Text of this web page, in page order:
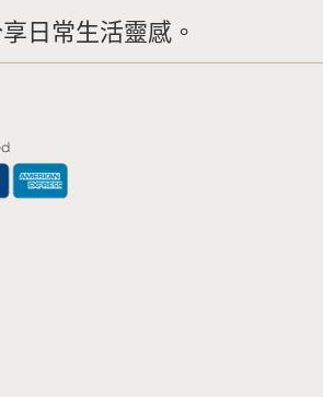
日常生活靈感。